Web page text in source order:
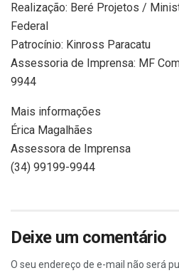
Realização: Beré Projetos /
Federal
Patrocínio: Kinross Paracatu
Assessoria de Imprensa: MF
9944
Mais informações
Érica Magalhães
Assessora de Imprensa
(34) 99199-9944
Deixe um comentário
O seu endereço de e-mail não será